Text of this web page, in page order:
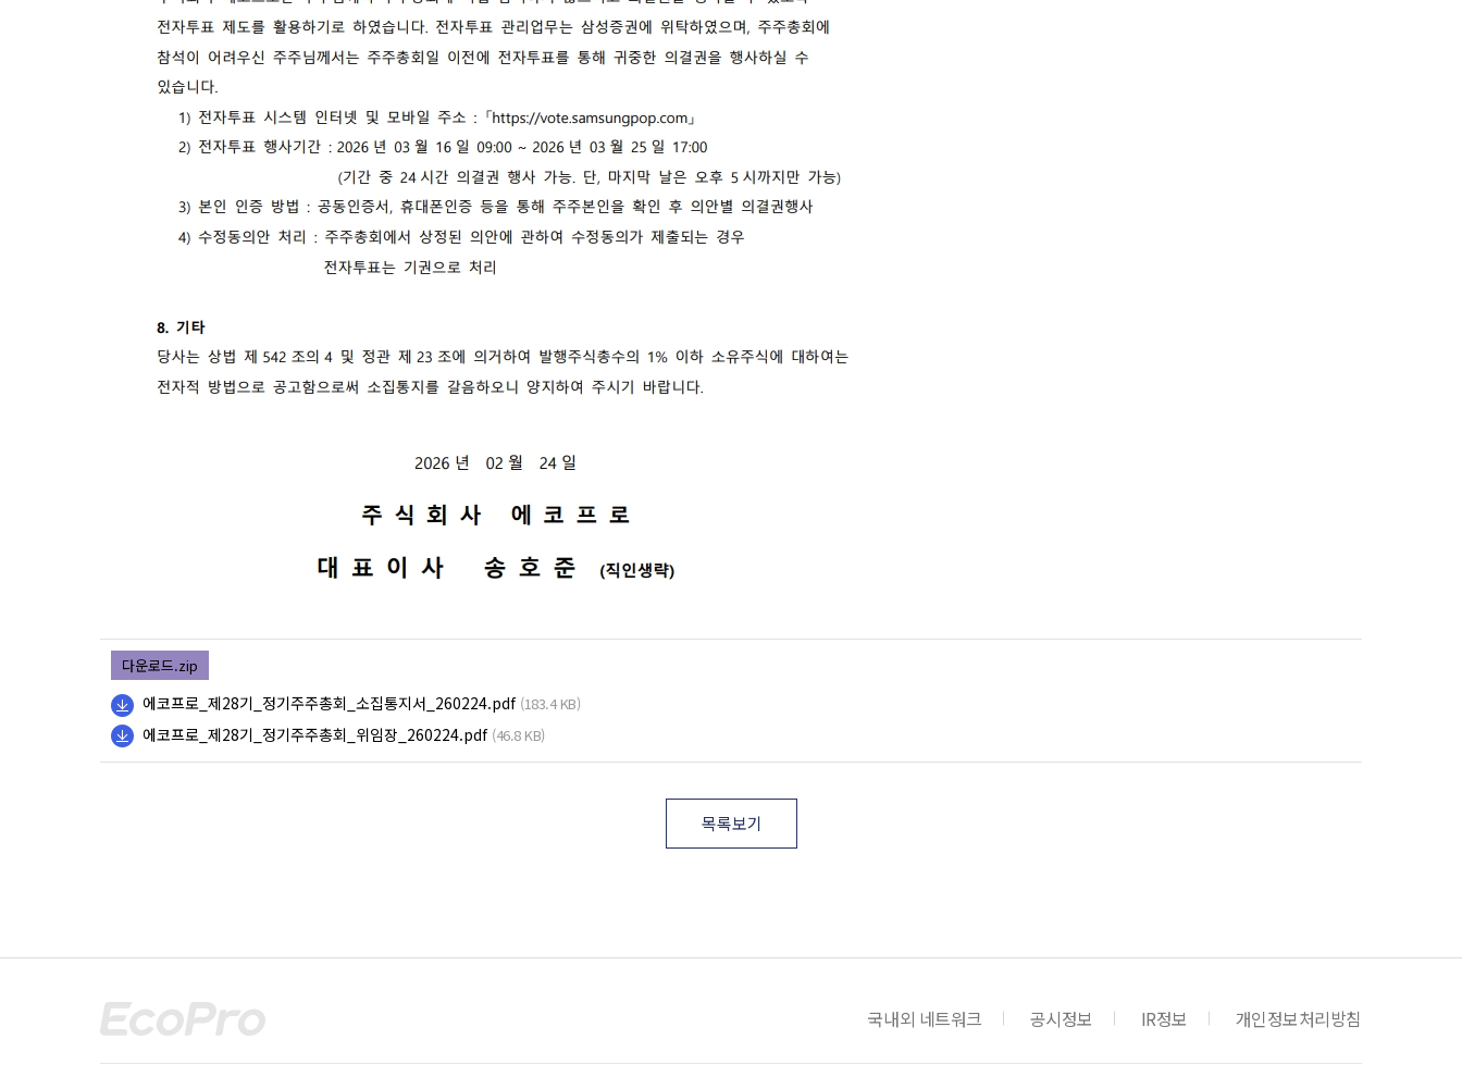
다운로드.zip
에코프로_제28기_정기주주총회_소집통지서_260224.pdf (183.4 KB)
에코프로_제28기_정기주주총회_위임장_260224.pdf (46.8 KB)
목록보기
국내외 네트워크 공시정보 IR정보 개인정보처리방침